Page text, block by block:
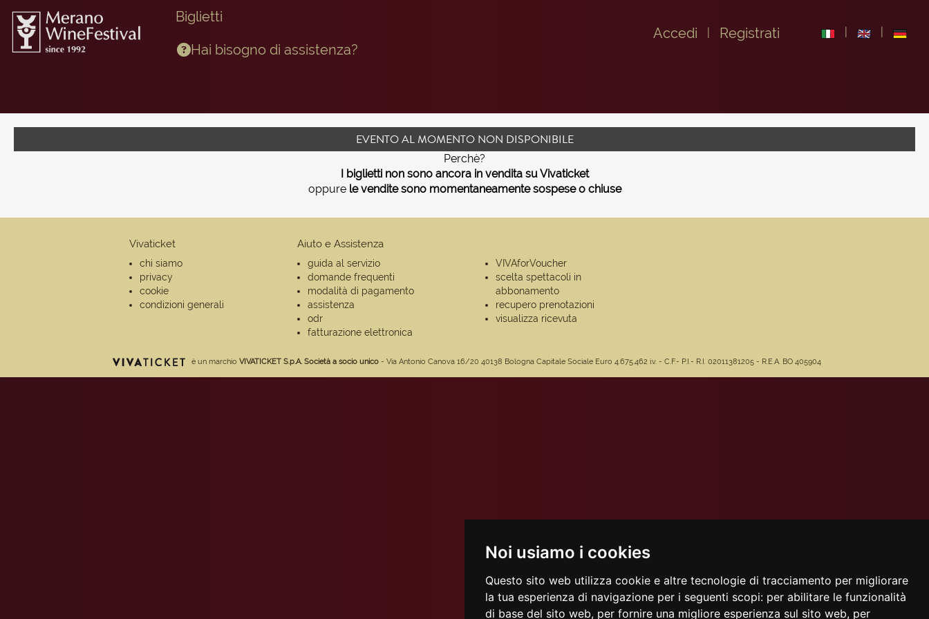
Noi usiamo i cookies
Questo sito web utilizza cookie e altre tecnologie di tracciamento per migliorare
la tua esperienza di navigazione per i seguenti scopi: per abilitare le funzionalità
di base del sito web, per fornire una migliore esperienza sul sito web, per
Biglietti
Hai bisogno di assistenza?
Accedi Registrati
EVENTO AL MOMENTO NON DISPONIBILE
Perchè?
I biglietti non sono ancora in vendita su Vivaticket
oppure le vendite sono momentaneamente sospese o chiuse
Vivaticket
chi siamo
privacy
cookie
condizioni generali
Aiuto e Assistenza
guida al servizio
domande frequenti
modalità di pagamento
assistenza
odr
fatturazione elettronica
VIVAforVoucher
scelta spettacoli in
abbonamento
recupero prenotazioni
visualizza ricevuta
è un marchio VIVATICKET S.p.A. Società a socio unico - Via Antonio Canova 16/20 40138 Bologna Capitale Sociale Euro 4.675.462 i.v. - C.F.- P.I.- R.I. 02011381205 - R.E.A. BO 405904